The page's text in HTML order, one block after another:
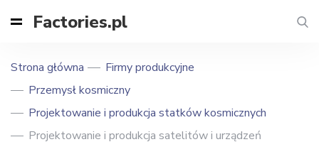
Factories.pl
Strona główna
Firmy produkcyjne
Przemysł kosmiczny
Projektowanie i produkcja statków kosmicznych
Projektowanie i produkcja satelitów i urządzeń